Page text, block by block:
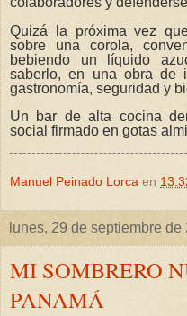
Quizá la próxima vez
sobre una corola,
bebiendo un líquido
saberlo, en una obra de
gastronomía, seguridad y
Un bar de alta cocina
social firmado en gotas
Manuel Peinado Lorca en
lunes, 29 de septiembre de
MI SOMBRERO
PANAMÁ